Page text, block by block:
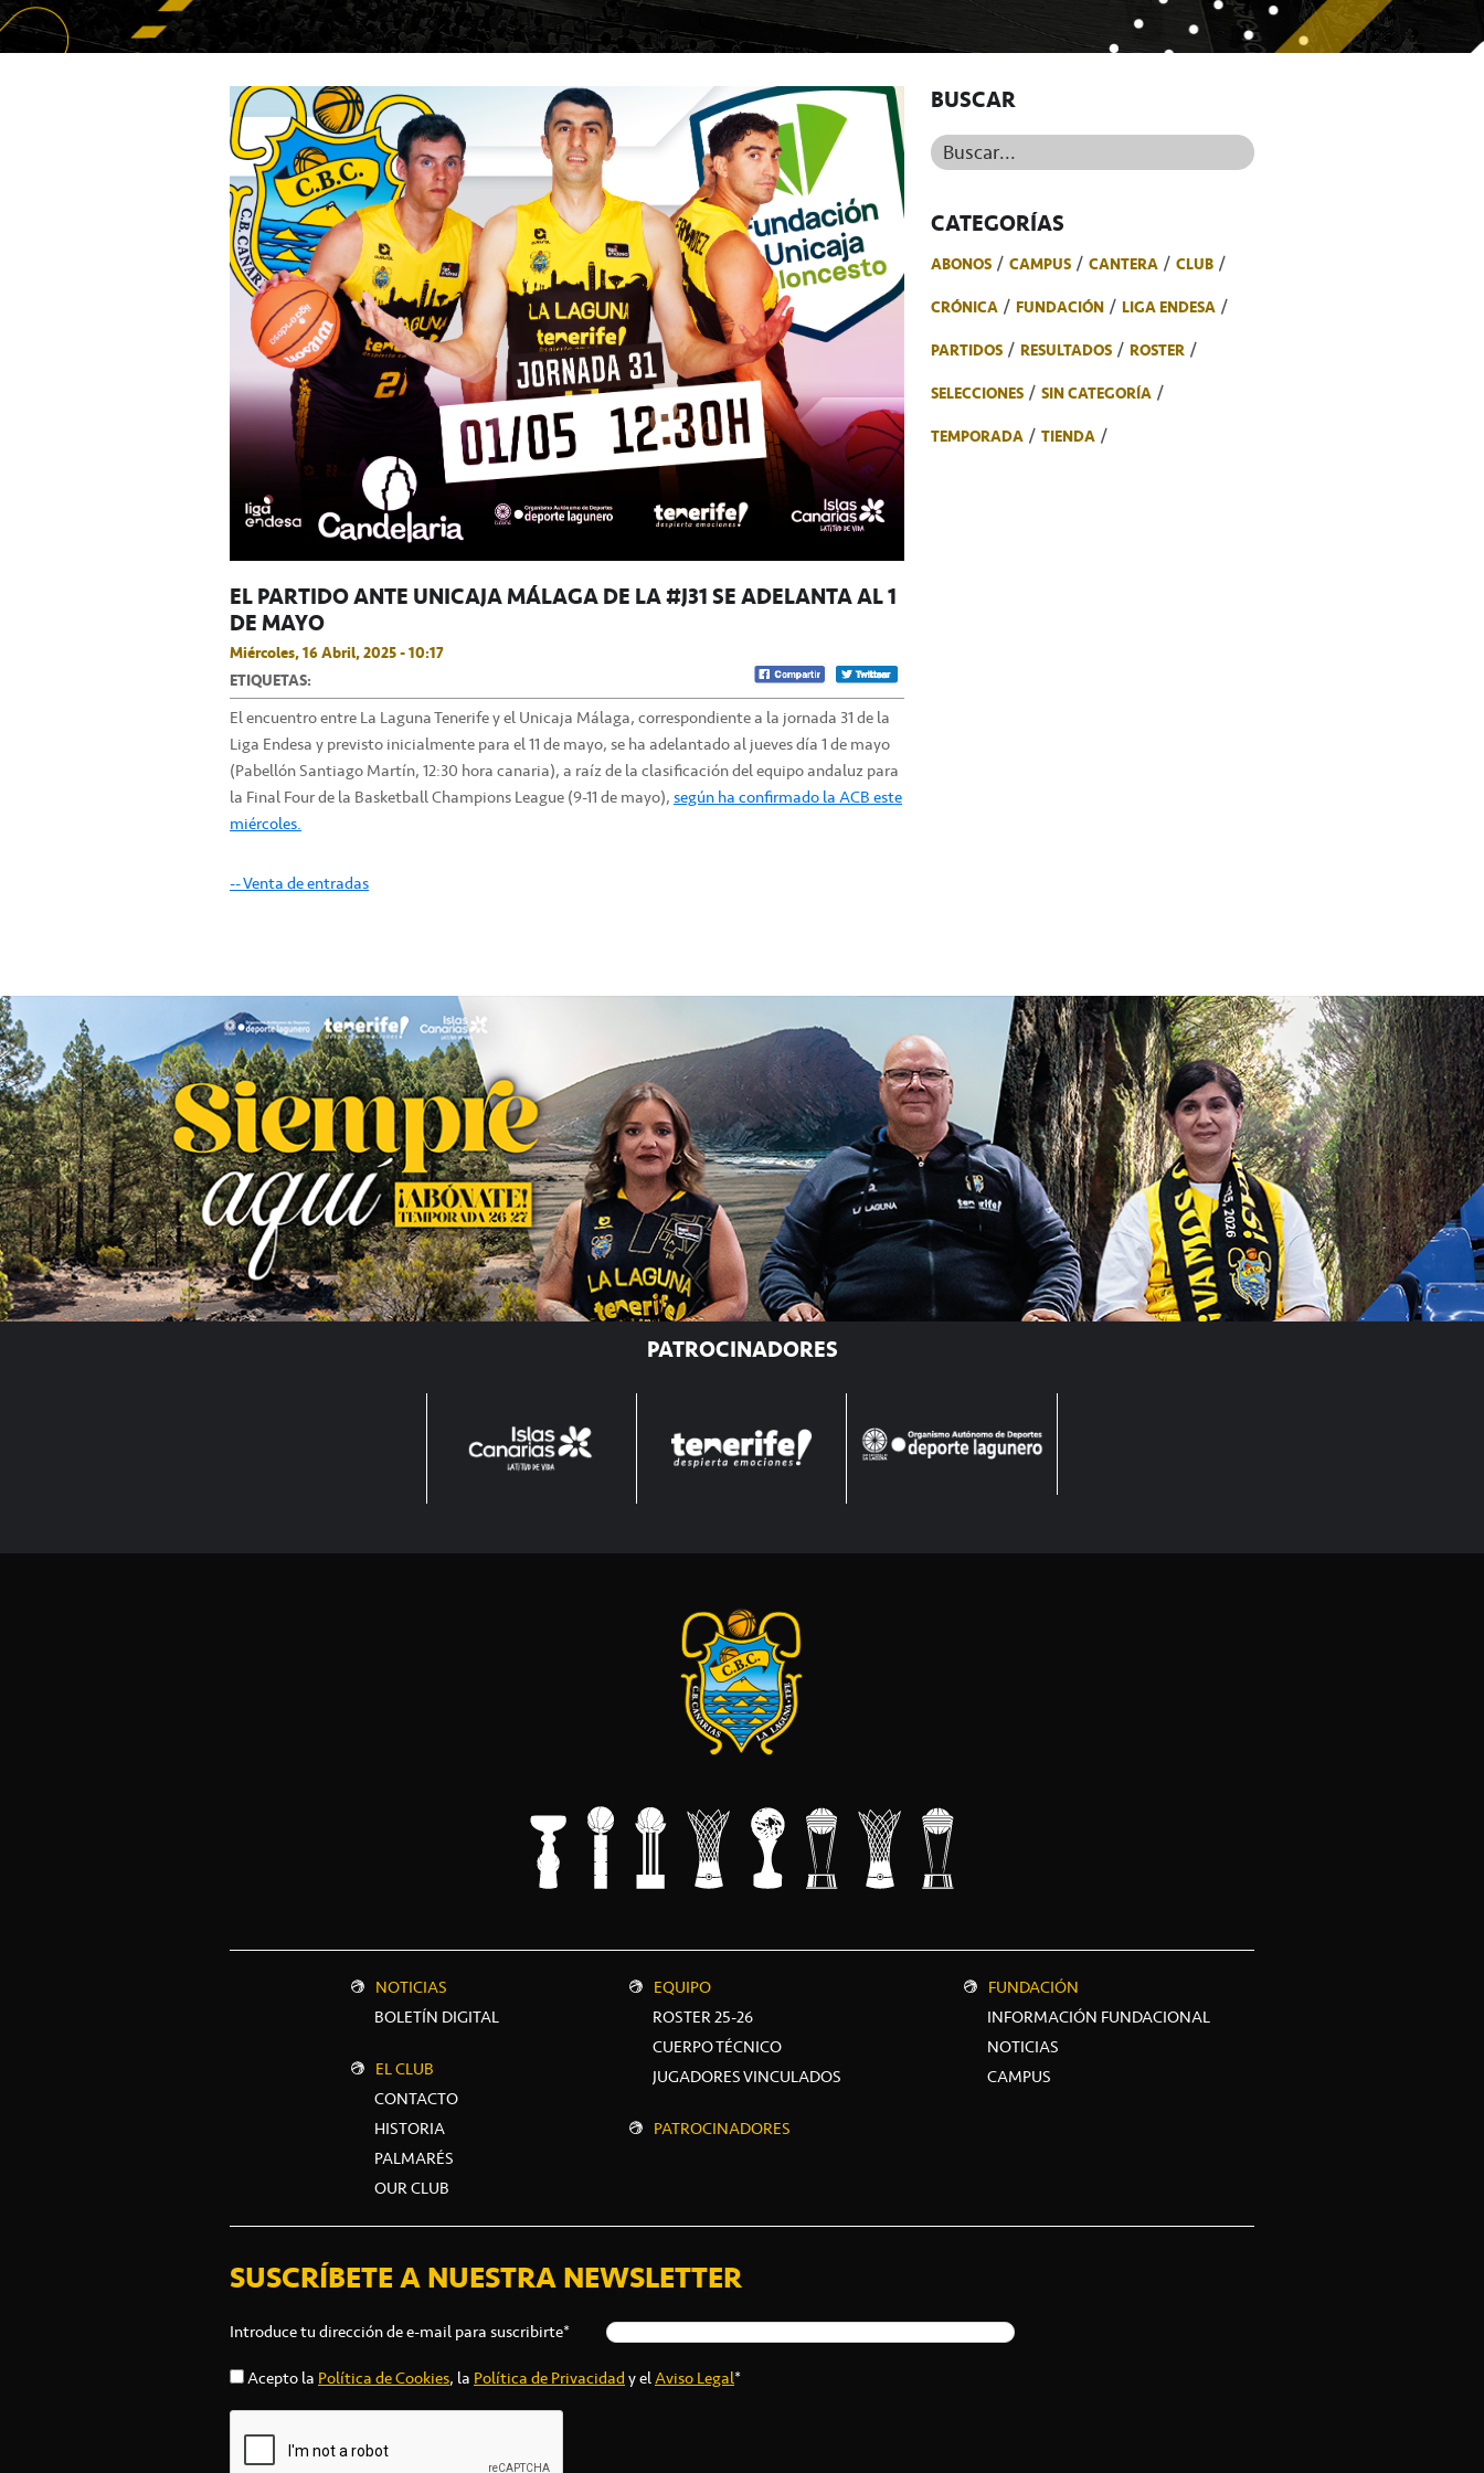
EL PARTIDO ANTE UNICAJA MÁLAGA DE LA #J31 SE ADELANTA AL 1
DE MAYO
Miércoles, 16 Abril, 2025 - 10:17
ETIQUETAS:
El encuentro entre La Laguna Tenerife y el Unicaja Málaga, correspondiente a la jornada 31 de la
Liga Endesa y previsto inicialmente para el 11 de mayo, se ha adelantado al jueves día 1 de mayo
(Pabellón Santiago Martín, 12:30 hora canaria), a raíz de la clasificación del equipo andaluz para
la Final Four de la Basketball Champions League (9-11 de mayo),según ha confirmado la ACB este
miércoles.
-- Venta de entradas
BUSCAR
Buscar...
CATEGORÍAS
ABONOS CAMPUS CANTERA
CLUB
CRÓNICA
FUNDACIÓN
LIGA ENDESA
PARTIDOS
RESULTADOS
ROSTER
SELECCIONES
SIN CATEGORÍA
TEMPORADA
TIENDA
PATROCINADORES
NOTICIAS
BOLETÍN DIGITAL
EL CLUB
CONTACTO
HISTORIA
PALMARÉS
OUR CLUB
EQUIPO
ROSTER 25-26
CUERPO TÉCNICO
JUGADORES VINCULADOS
PATROCINADORES
FUNDACIÓN
INFORMACIÓN FUNDACIONAL
NOTICIAS
CAMPUS
SUSCRÍBETE A NUESTRA NEWSLETTER
Introduce tu dirección de e-mail para suscribirte*
Acepto laPolítica de Cookies, laPolítica de Privacidady elAviso Legal*